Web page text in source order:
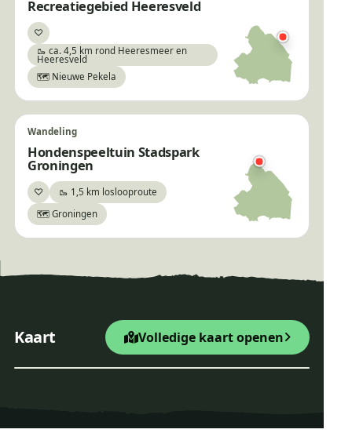
Recreatiegebied Heeresveld
♡Bewaar
🥾 ca. 4,5 km rond Heeresmeer en
Heeresveld
🗺️ Nieuwe Pekela
Wandeling
Hondenspeeltuin Stadspark
Groningen
♡Bewaar🥾 1,5 km loslooproute
🗺️ Groningen
Kaart Volledige kaart openen
Startpunt Wandelroute
−